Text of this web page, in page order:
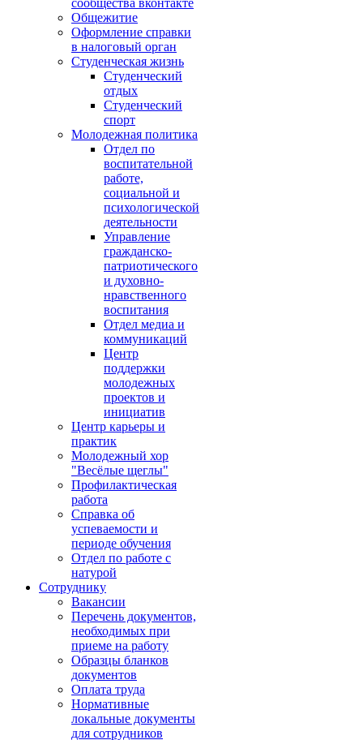
сообщества вконтакте
Общежитие
Оформление справки
в налоговый орган
Студенческая жизнь
Студенческий
отдых
Студенческий
спорт
Молодежная политика
Отдел по
воспитательной
работе,
социальной и
психологической
деятельности
Управление
гражданско-
патриотического
и духовно-
нравственного
воспитания
Отдел медиа и
коммуникаций
Центр
поддержки
молодежных
проектов и
инициатив
Центр карьеры и
практик
Молодежный хор
"Весёлые щеглы"
Профилактическая
работа
Справка об
успеваемости и
периоде обучения
Отдел по работе с
натурой
Сотруднику
Вакансии
Перечень документов,
необходимых при
приеме на работу
Образцы бланков
документов
Оплата труда
Нормативные
локальные документы
для сотрудников